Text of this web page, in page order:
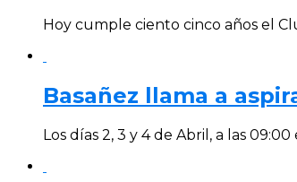
Hoy cumple ciento cinco años el
Basañez llama a
Los días 2, 3 y 4 de Abril, a las 09:00